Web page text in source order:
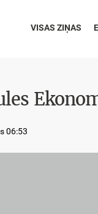
VISAS ZIŅAS
06:53